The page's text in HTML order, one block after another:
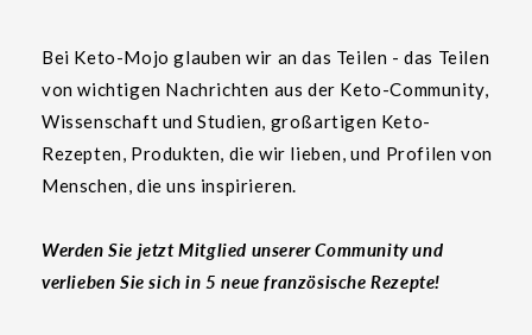
Bei Keto-Mojo glauben wir an das Teilen - das Teilen
von wichtigen Nachrichten aus der Keto-Community,
Wissenschaft und Studien, großartigen Keto-
Rezepten, Produkten, die wir lieben, und Profilen von
Menschen, die uns inspirieren.
Werden Sie jetzt Mitglied unserer Community und
verlieben Sie sich in 5 neue französische Rezepte!